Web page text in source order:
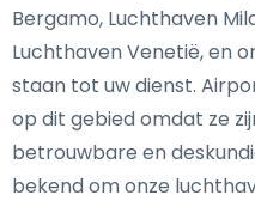
Bergamo, Luchthaven
Luchthaven Venetië, en
staan tot uw dienst.
op dit gebied omdat ze
betrouwbare en
bekend om onze